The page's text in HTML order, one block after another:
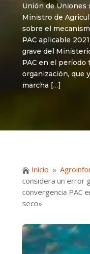
Unión de Uniones
Ministro de
sobre el
PAC aplicable
grave del
PAC en el período
organización, que
marcha […]
 Inicio 9
considera un error
convergencia PAC
seco»